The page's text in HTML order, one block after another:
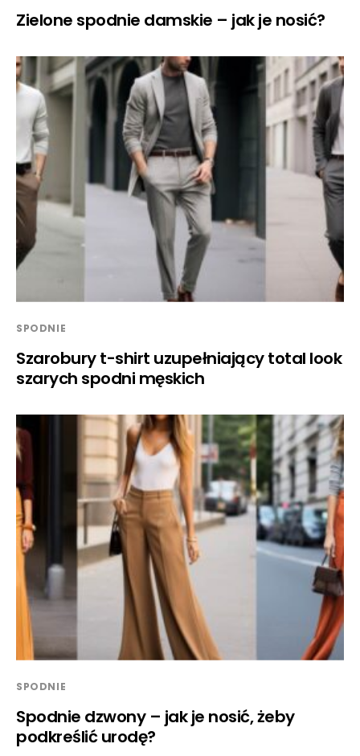
Zielone spodnie damskie – jak je nosić?
SPODNIE
Szarobury t-shirt uzupełniający total look
szarych spodni męskich
SPODNIE
Spodnie dzwony – jak je nosić, żeby
podkreślić urodę?